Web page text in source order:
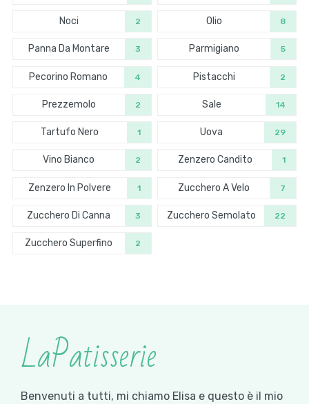
Noci 2 Olio 8
Panna Da Montare 3 Parmigiano 5
Pecorino Romano 4 Pistacchi 2
Prezzemolo 2 Sale 14
Tartufo Nero 1 Uova 29
Vino Bianco 2 Zenzero Candito 1
Zenzero In Polvere 1 Zucchero A Velo 7
Zucchero Di Canna 3 Zucchero Semolato 22
Zucchero Superfino 2
LaPatisserie
Benvenuti a tutti, mi chiamo Elisa e questo è il mio